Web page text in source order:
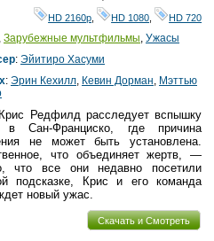
HD 2160р HD 1080 HD 720
Зарубежные мультфильмы Ужасы
: Эйитиро Хасуми
: Эрин Кехилл Кевин Дорман Мэттью
Редфилд расследует вспышку
в Сан-Франциско, где причина
не может быть установлена.
что объединяет жертв, —
что все они недавно посетили
подсказке, Крис и его команда
новый ужас.
Скачать и Смотреть